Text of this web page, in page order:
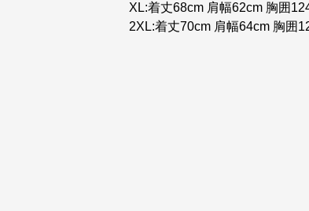
XL:着丈68cm 肩幅62cm 胸囲
2XL:着丈70cm 肩幅64cm 胸囲